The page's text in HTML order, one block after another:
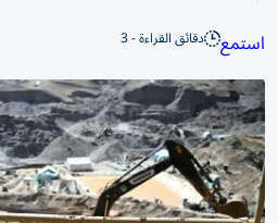
استمع دقائق القراءة - 3